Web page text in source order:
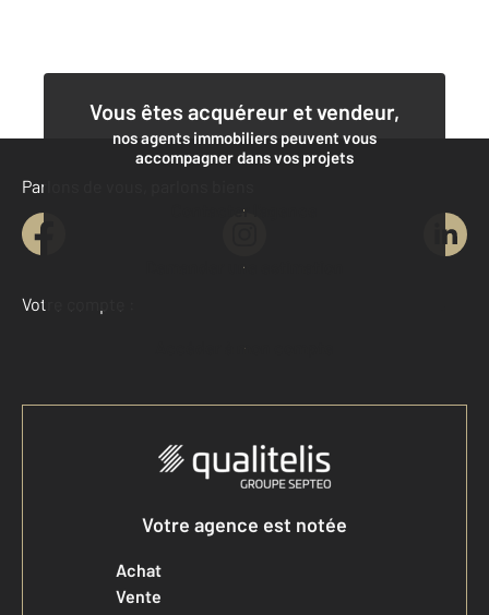
Vous êtes acquéreur et vendeur,
nos agents immobiliers peuvent vous
accompagner dans vos projets
Contacter l'agence
Demander une estimation
Parlons de vous, parlons biens
Votre compte :
Accéder à mon compte
Votre agence est notée
Achat
Vente